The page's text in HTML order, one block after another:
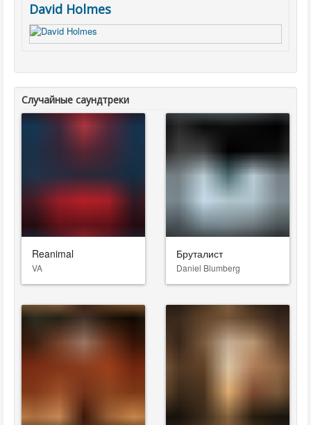
David Holmes
Случайные саундтреки
Reanimal
VA
Бруталист
Daniel Blumberg